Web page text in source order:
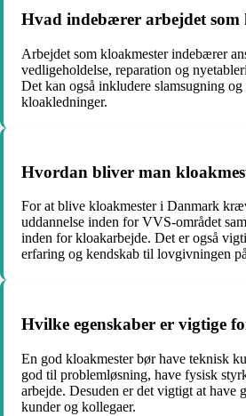
Hvad indebærer arbejdet som
Arbejdet som kloakmester indebærer
vedligeholdelse, reparation og
Det kan også inkludere slamsugning
kloakledninger.
Hvordan bliver man
For at blive kloakmester i Danmark
uddannelse inden for VVS-området
inden for kloakarbejde. Det er også
erfaring og kendskab til lovgivningen
Hvilke egenskaber er vigtige
En god kloakmester bør have teknisk
god til problemløsning, have fysisk
arbejde. Desuden er det vigtigt at have
kunder og kollegaer.